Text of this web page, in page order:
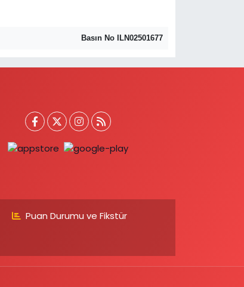
Basın No ILN02501677
Puan Durumu ve Fikstür